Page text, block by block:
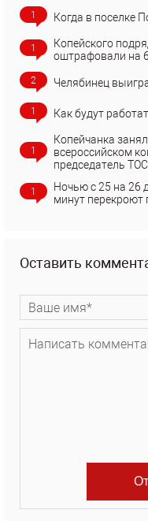
1 Когда в поселке
1
Копейского
оштрафовали на
2 Челябинец
1 Как будут
1
Копейчанка
всероссийском
председатель
1
Ночью с 25 на 26
минут перекроют
Оставить